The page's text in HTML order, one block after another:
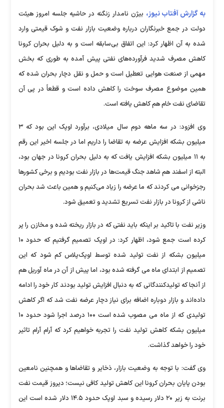
به گزارش آفتاب نیوز، بیژن نامدار زنگنه در حاشیه جلسه امروز هیئت
دولت در جمع خبرنگاران درباره وضعیت بازار نفت و شوک قیمتی وارد
شده به آن اظهار کرد: این اتفاق بی‌سابقه است و به دلیل بحران کرونا
کاهش مصرف شدید فرآورده‌های نفتی پیش آمده به طوری که بخش
مهمی از صنعت هوایی تعطیل است و حمل و نقل دچار بحران شده که
همین موضوع مصرف سوخت را کاهش داده است و قطعاً در پی آن
تقاضای نفت خام هم کاهش یافته است.
وی افزود: در سه ماهه دوم سال میلادی، برآورد اوپک این بود که ۳
میلیون بشکه افزایش عرضه به تقاضا را داریم اما در جلسه اخیر این رقم
به ۱۱ میلیون بشکه افزایش یافت که به دلیل بحران کرونا در جهان بود،
البته از اسفند هم شاهد جنگ قیمت‌ها در بازار نفت بودیم و برخی کشورها
رجزخوانی می کردند که ما عرضه را زیاد می‌کنیم و همین باعث شد بحران
ناشی از کرونا در بازار نفت تسریع تشدید و تعمیق شود.
وزیر نفت با تاکید بر اینکه باید نفتی که در بازار ریخته شده و مخازن را پر
کرده است جمع شود، اظهار کرد: در اوپک تصمیم گرفتیم که حدود ۱۰
میلیون بشکه از نفت تولید شده توسط اوپک‌پلاس کم شود که این
تصمیم از ابتدای ماه می گرفته شده بود، اما پیش از آن در ماه آوریل هم
از آنجا که تولیدکنندگانی که به دنبال افزایش تولید بودند کار خود را ادامه
داده‌اند و بازار دوباره اضافه برای نیاز دچار عرضه نفت شد که اگر کاهش
تولیدی که از ماه می مصوب شده است ۱۰۰ درصد اجرا شود حدود ۱۰
میلیون بشکه کاهش تولید نفت را تجربه خواهیم کرد که آرام آرام تاثیر
خود را خواهد گذاشت.
وی گفت: با توجه به وضعیت بازار، ذخایر و تقاضاها و همچنین نامعین
بودن پایان بحران کرونا این کاهش تولید کافی نیست؛ دیروز قیمت نفت
برنت به زیر ۲۰ دلار رسیده و سبد اوپک حدود ۱۴.۵ دلار شده است این